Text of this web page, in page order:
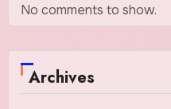
No comments to show.
Archives